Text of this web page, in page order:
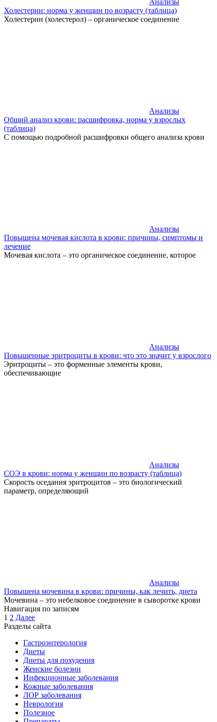
Холестерин: норма у женщин по возрасту (таблица)
Холестерин (холестерол) – органическое соединение
Анализы
Общий анализ крови: расшифровка, норма у взрослых
(таблица)
С помощью подробной расшифровки общего анализа крови
Анализы
Повышена мочевая кислота в крови: причины, симптомы и
лечение
Мочевая кислота – это органическое соединение, которое
Анализы
Повышенные эритроциты в крови: что это значит у взрослого
Эритроциты – это форменные элементы крови,
обеспечивающие
Анализы
СОЭ в крови: норма у женщин по возрасту (таблица)
Скорость оседания эритроцитов – это биологический
параметр, определяющий
Анализы
Повышена мочевина в крови: причины, как лечить, диета
Мочевина – это небелковое соединение в сыворотке крови
Навигация по записям
1 2 Далее
Разделы сайта
Гастроэнтерология
Диеты
Диеты для похудения
Женские болезни
Инфекционные заболевания
Кожные заболевания
ЛОР заболевания
Неврология
Полезное